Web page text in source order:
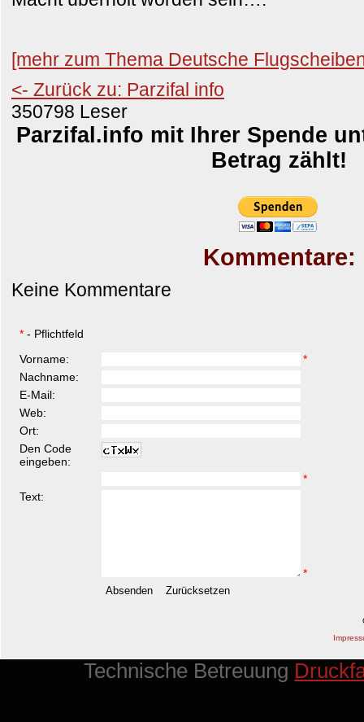
[mehr zum Thema Deutsche
<- Zurück zu: Parzifal info
350798 Leser
Parzifal.info mit Ihrer Spende
Betrag zählt!
Kommentare:
Keine Kommentare
* - Pflichtfeld
Vorname:
*
Nachname:
E-Mail:
Web:
Ort:
Den Code
eingeben:
*
Text:
*
Technische Betreuung